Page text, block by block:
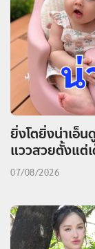
ยิ่งโตยิ่งน่าเอ็
แววสวยตั้งแต่
07/08/2026